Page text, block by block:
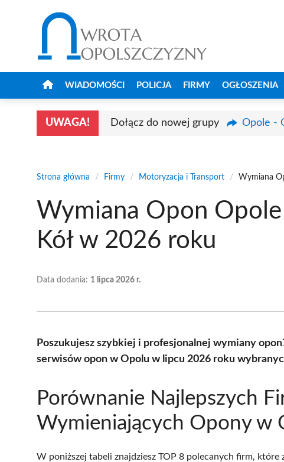
WIADOMOŚCI POLICJA FIRMY OGŁOSZENIA
UWAGA! Dołącz do nowej grupy Opole -
Strona główna / Firmy / Motoryzacja i Transport / Wymiana
Wymiana Opon
Kół w 2026 roku
Data dodania: 1 lipca 2026 r.
Poszukujesz szybkiej i profesjonalnej wymiany
serwisów opon w Opolu w lipcu 2026 roku
Porównanie Najlepszych
Wymieniających Opony w
W poniższej tabeli znajdziesz TOP 8 polecanych firm, które